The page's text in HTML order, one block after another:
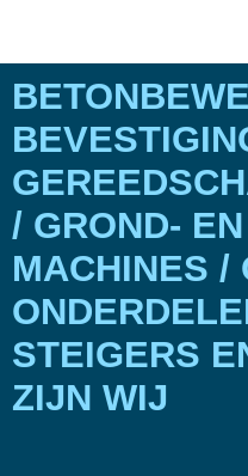
/ GROND-
MACHINES /
STEIGERS
ZIJN WIJ